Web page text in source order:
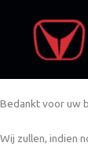
Bedankt voor uw
Wij zullen, indien